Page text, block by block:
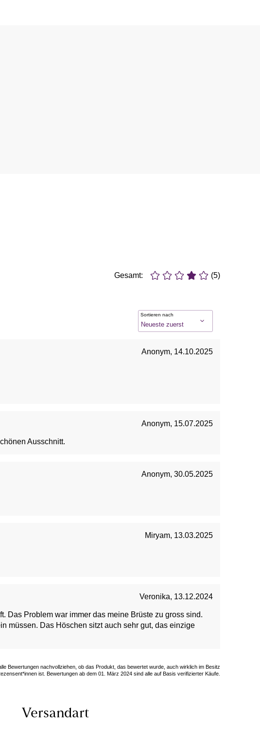
Gesamt: (5)
Sortieren nach
Anonym, 14.10.2025
Anonym, 15.07.2025
Ausschnitt.
Anonym, 30.05.2025
Miryam, 13.03.2025
Veronika, 13.12.2024
Das Problem war immer das meine Brüste zu gross sind.
müssen. Das Höschen sitzt auch sehr gut, das einzige
Bewertungen nachvollziehen, ob das Produkt, das bewertet wurde, auch wirklich im Besitz
ist. Bewertungen ab dem 01. März 2024 sind alle auf Basis verifizierter Käufe.
Versandart